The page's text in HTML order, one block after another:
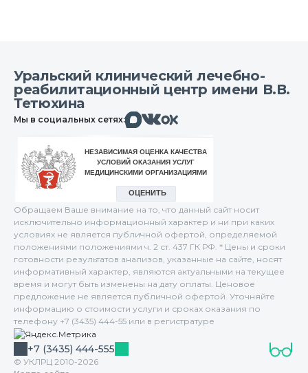
Уральский клинический лечебно-
реабилитационный центр имени В.В.
Тетюхина
Мы в социальных сетях:МаксВконтактеОдноклассники
Обращаем Ваше внимание на то, что данный сайт носит
исключительно информационный характер и ни при каких
условиях не является публичной офертой, определяемой
положениями положениями ч. 2 ст. 437 ГК РФ. * Цены и сроки
готовности результатов анализов, указанные на сайте, носят
информативный характер, являются актуальными на текущее
время и могут быть изменены на дату оплаты. Ценовое
предложение не является публичной офертой. Уточняйте
информацию о стоимости услуги и сроках оказания по
телефону +7 (3435) 444-55 или в регистратуре
+7 (3435) 444-555
© УКЛРЦ 2010-2026